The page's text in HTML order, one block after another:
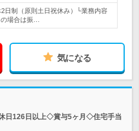
制（原則土日祝休み）└業務内容
場合は振…
気になる
日126日以上◇賞与5ヶ月◇住宅手当